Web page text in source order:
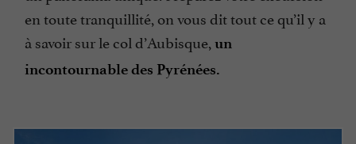
en toute tranquillité, on vous dit tout ce qu’il y a
à savoir sur le col d’Aubisque, un
incontournable des Pyrénées.